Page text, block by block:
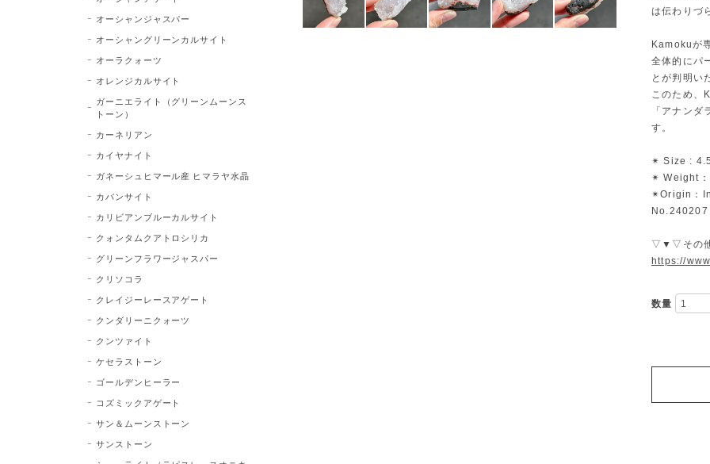
は伝わりづ
Kamokuが
全体的にパ
とが判明い
このため、
「アナン
す。
✴︎ Size :
✴︎ Weight
✴︎Origin：
No.240207
▽▼▽その他
https://
数量
オーシャンジャスパー
オーシャングリーンカルサイト
オーラクォーツ
オレンジカルサイト
ガーニエライト（グリーンムーンス
トーン）
カーネリアン
カイヤナイト
ガネーシュヒマール産 ヒマラヤ水晶
カバンサイト
カリビアンブルーカルサイト
クォンタムクアトロシリカ
グリーンフラワージャスパー
クリソコラ
クレイジーレースアゲート
クンダリーニクォーツ
クンツァイト
ケセラストーン
ゴールデンヒーラー
コズミックアゲート
サン＆ムーンストーン
サンストーン